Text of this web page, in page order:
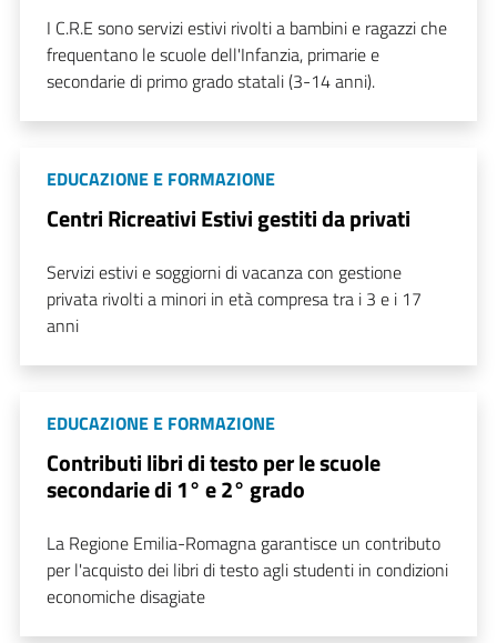
I C.R.E sono servizi estivi rivolti a bambini e ragazzi che
frequentano le scuole dell'Infanzia, primarie e
secondarie di primo grado statali (3-14 anni).
EDUCAZIONE E FORMAZIONE
Centri Ricreativi Estivi gestiti da privati
Servizi estivi e soggiorni di vacanza con gestione
privata rivolti a minori in età compresa tra i 3 e i 17
anni
EDUCAZIONE E FORMAZIONE
Contributi libri di testo per le scuole
secondarie di 1° e 2° grado
La Regione Emilia-Romagna garantisce un contributo
per l'acquisto dei libri di testo agli studenti in condizioni
economiche disagiate